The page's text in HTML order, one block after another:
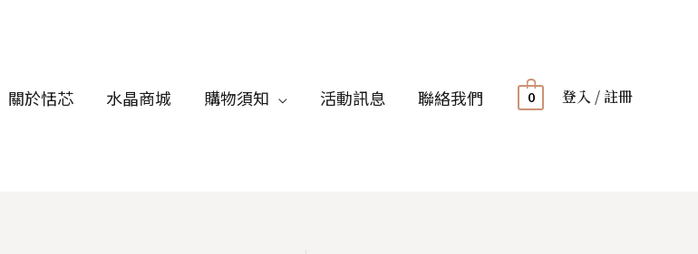
關於恬芯 水晶商城 購物須知 活動訊息 聯絡我們 0 登入 / 註冊